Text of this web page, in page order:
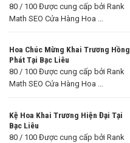
80 / 100 Được cung cấp bởi Rank
Math SEO Cửa Hàng Hoa ...
Hoa Chúc Mừng Khai Trương Hồng
Phát Tại Bạc Liêu
80 / 100 Được cung cấp bởi Rank
Math SEO Cửa Hàng Hoa ...
Kệ Hoa Khai Trương Hiện Đại Tại
Bạc Liêu
80 / 100 Được cung cấp bởi Rank